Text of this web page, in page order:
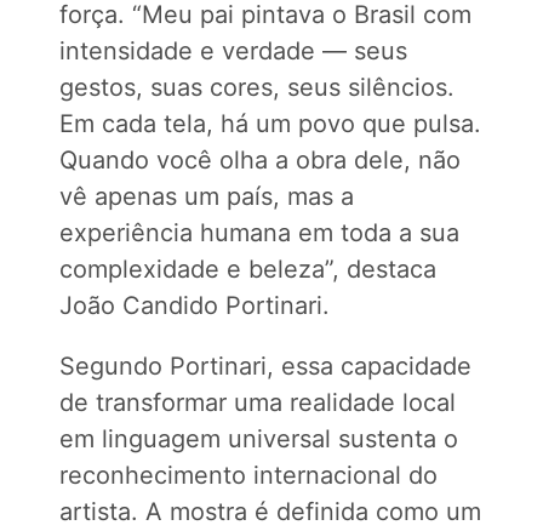
força. “Meu pai pintava o Brasil com
intensidade e verdade — seus
gestos, suas cores, seus silêncios.
Em cada tela, há um povo que pulsa.
Quando você olha a obra dele, não
vê apenas um país, mas a
experiência humana em toda a sua
complexidade e beleza”, destaca
João Candido Portinari.
Segundo Portinari, essa capacidade
de transformar uma realidade local
em linguagem universal sustenta o
reconhecimento internacional do
artista. A mostra é definida como um